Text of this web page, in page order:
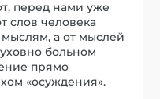
перед нами уже
слов человека
мыслям, а от мыслей
больном
прямо
«осуждения».